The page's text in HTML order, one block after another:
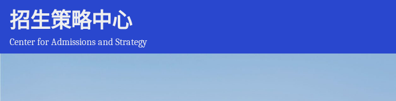
招生策略中心
Center for Admissions and Strategy